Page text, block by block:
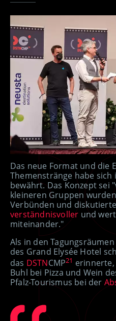
Das neue Format und die
Themenstränge habe
bewährt. Das Konzept sei
kleineren Gruppen
Verbünden und
verständnisvoller und
miteinander."
Als in den
des Grand Elysée Hotel
das DSTNCMP21
Buhl bei Pizza und Wein
Pfalz-Tourismus bei der